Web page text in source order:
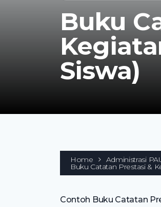
Buku
Siswa)
Home Administrasi
Buku Catatan Prestasi &
Contoh Buku Catatan